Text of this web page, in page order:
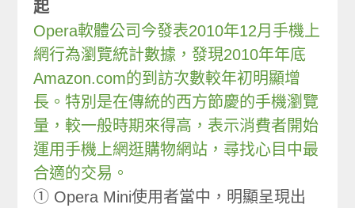
起
Opera軟體公司今發表2010年12月手機上
網行為瀏覽統計數據，發現2010年年底
Amazon.com的到訪次數較年初明顯增
長。特別是在傳統的西方節慶的手機瀏覽
量，較一般時期來得高，表示消費者開始
運用手機上網逛購物網站，尋找心目中最
合適的交易。
① Opera Mini使用者當中，明顯呈現出